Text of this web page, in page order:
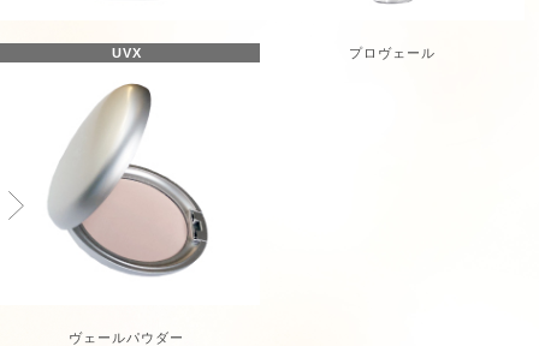
UVX プロヴェール
ヴェールパウダー